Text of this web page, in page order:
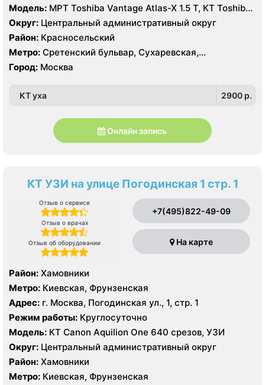
Модель: МРТ Toshiba Vantage Atlas-X 1.5 Т, КТ Toshiba
Aquilion 64 среза, УЗИ
Округ: Центральный административный округ
Район: Красносельский
Метро: Сретенский бульвар, Сухаревская,
Тургеневская
Город: Москва
КТ уха 2900 p.
Онлайн запись
КТ УЗИ на улице Погодинская 1 стр. 1
Отзыв о сервисе
Отзыв о врачах
Отзыв об оборудовании
+7(495)822-49-09
На карте
Район: Хамовники
Метро: Киевская, Фрунзенская
Адрес: г. Москва, Погодинская ул., 1, стр. 1
Режим работы: Круглосуточно
Модель: КТ Canon Aquilion One 640 срезов, УЗИ
Округ: Центральный административный округ
Район: Хамовники
Метро: Киевская, Фрунзенская